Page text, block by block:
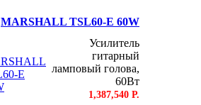
MARSHALL TSL60-E 60W
Усилитель
гитарный
ламповый голова,
60Вт
1,387,540 Р.